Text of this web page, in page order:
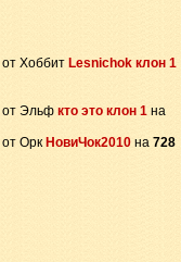
от Хоббит Lesnichok клон 1
от Эльф кто это клон 1 на
от Орк НовиЧок2010 на 728